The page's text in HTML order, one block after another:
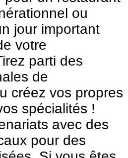
ou
jour important
votre
parti des
de
créez vos propres
spécialités !
avec des
pour des